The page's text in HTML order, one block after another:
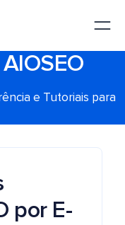
e Tutoriais para
por E-